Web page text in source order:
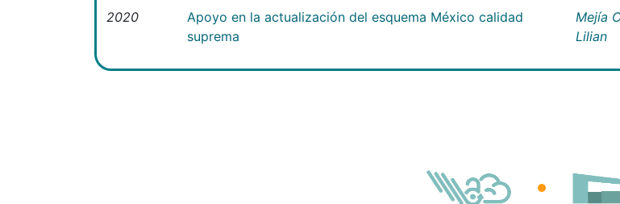
2020
Apoyo en la actualización del esquema México calidad
suprema
Mejía
Lilian